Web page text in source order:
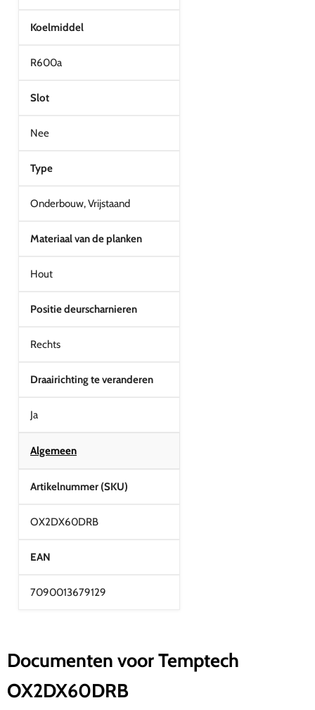
Koelmiddel
R600a
Slot
Nee
Type
Onderbouw, Vrijstaand
Materiaal van de planken
Hout
Positie deurscharnieren
Rechts
Draairichting te veranderen
Ja
Algemeen
Artikelnummer (SKU)
OX2DX60DRB
EAN
7090013679129
Documenten voor Temptech
OX2DX60DRB